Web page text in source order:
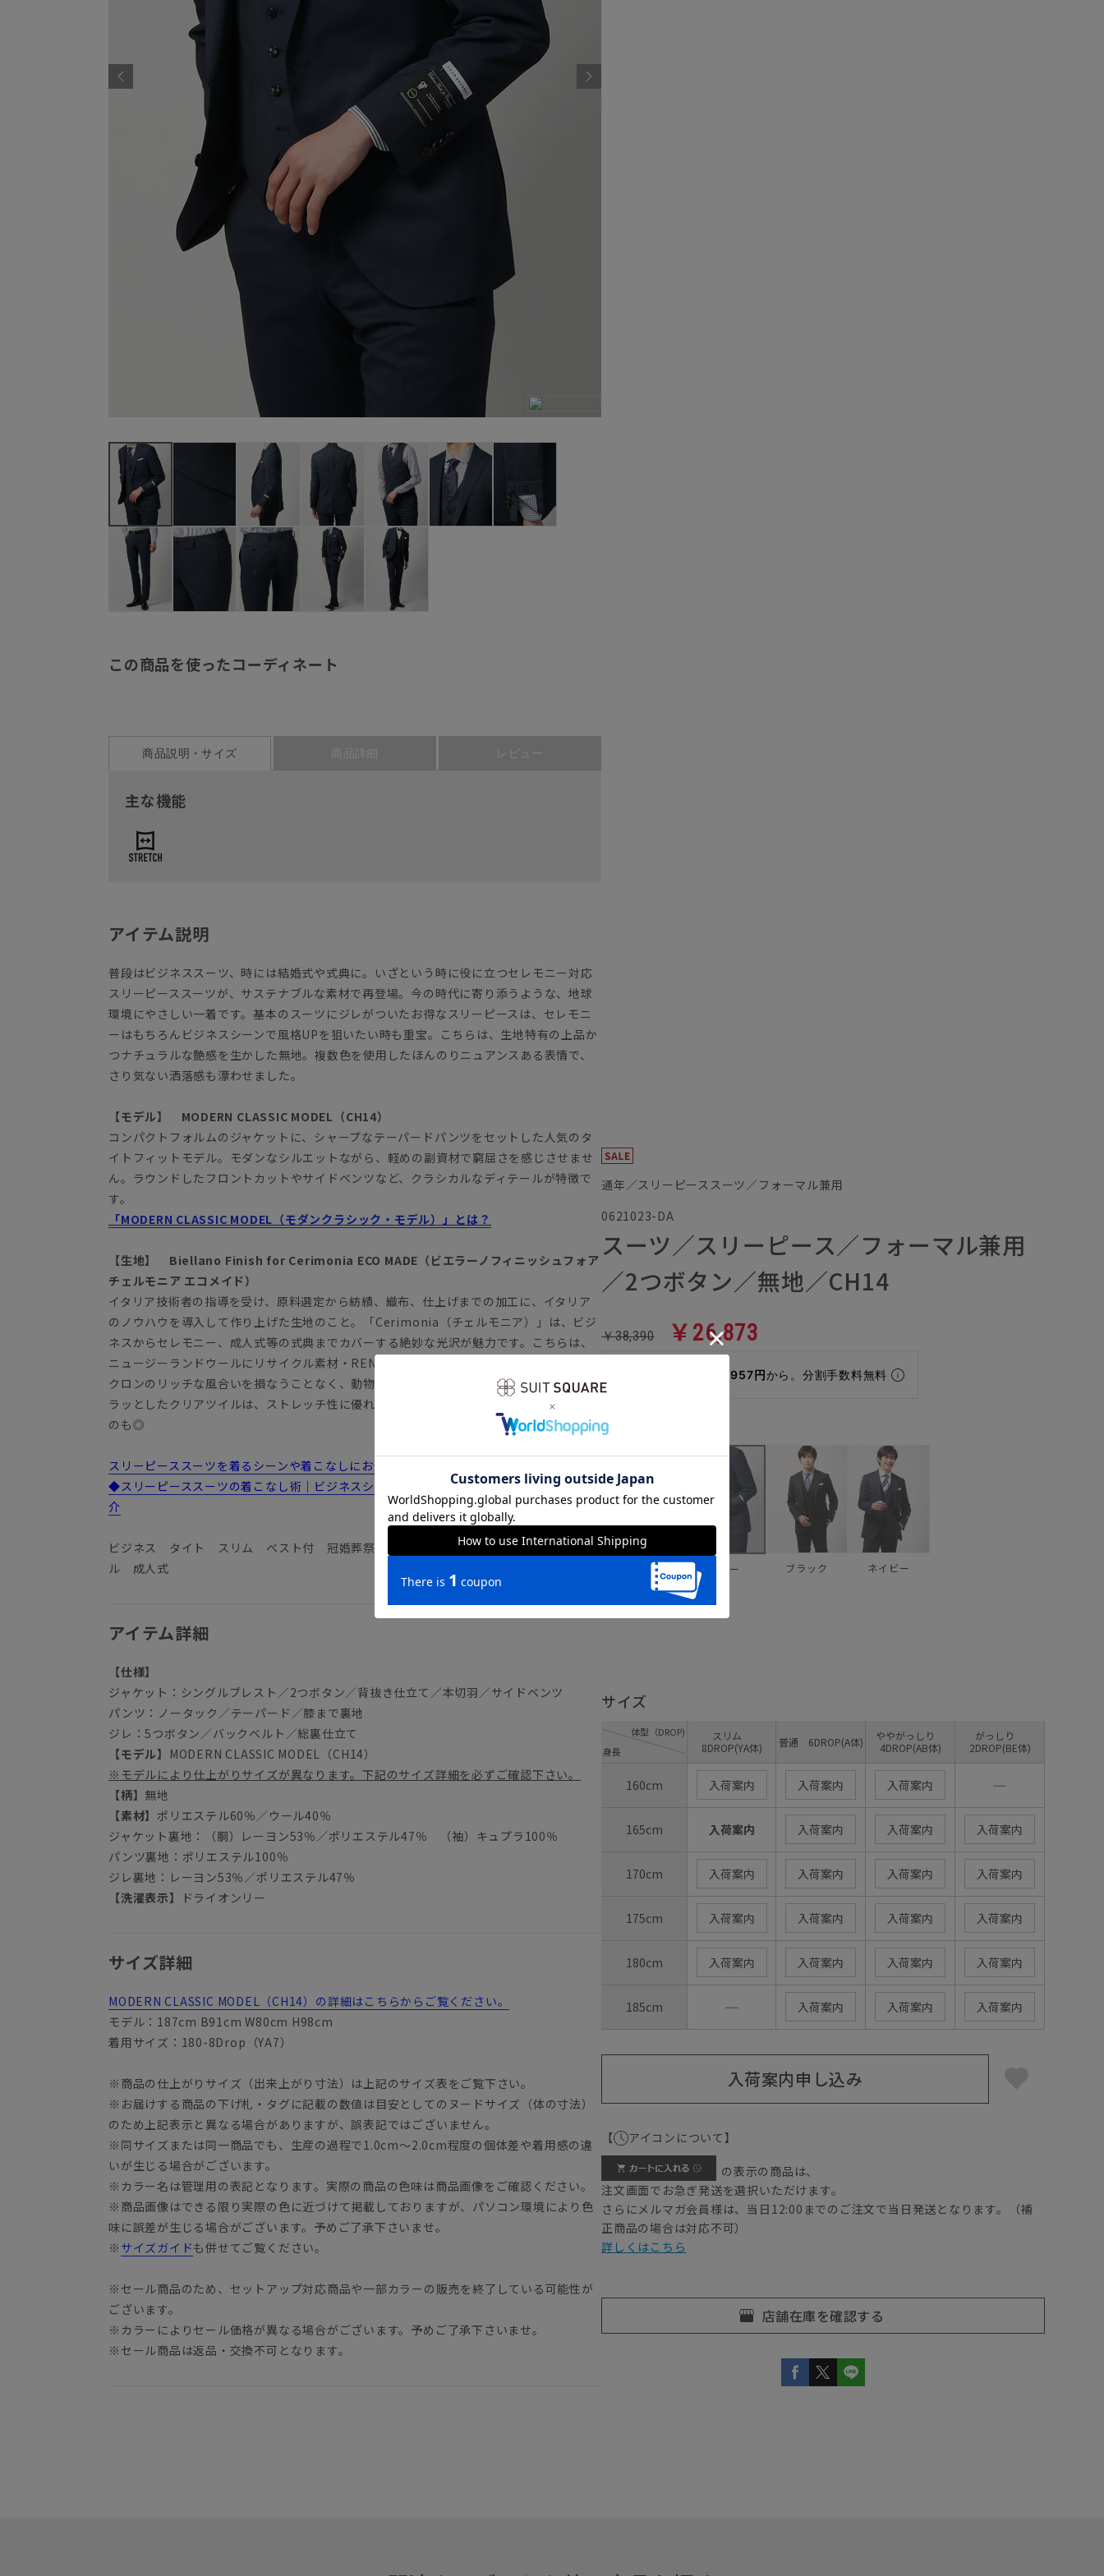
この商品を使ったコーディネート
商品説明・サイズ 商品詳細 レビュー
主な機能
アイテム説明
普段はビジネススーツ、時には結婚式や式典に。いざという時に役に立つセレモニー対応
スリーピーススーツが、サステナブルな素材で再登場。今の時代に寄り添うような、地球
環境にやさしい一着です。基本のスーツにジレがついたお得なスリーピースは、セレモニ
ーはもちろんビジネスシーンで風格UPを狙いたい時も重宝。こちらは、生地特有の上品か
つナチュラルな艶感を生かした無地。複数色を使用したほんのりニュアンスある表情で、
さり気ない洒落感も漂わせました。
【モデル】 MODERN CLASSIC MODEL（CH14）
コンパクトフォルムのジャケットに、シャープなテーパードパンツをセットした人気のタ
イトフィットモデル。モダンなシルエットながら、軽めの副資材で窮屈さを感じさせませ
ん。ラウンドしたフロントカットやサイドベンツなど、クラシカルなディテールが特徴で
す。
「MODERN CLASSIC MODEL（モダンクラシック・モデル）」とは？
【生地】 Biellano Finish for Cerimonia ECO MADE（ビエラーノフィニッシュフォア
チェルモニア エコメイド）
イタリア技術者の指導を受け、原料選定から紡績、織布、仕上げまでの加工に、イタリア
のノウハウを導入して作り上げた生地のこと。「Cerimonia（チェルモニア）」は、ビジ
ネスからセレモニー、成人式等の式典までカバーする絶妙な光沢が魅力です。こちらは、
ニュージーランドウールにリサイクル素材・RENUを混紡した「ECO MADE」。19.0マイ
クロンのリッチな風合いを損なうことなく、動物や地球環境への配慮を両立しました。サ
ラッとしたクリアツイルは、ストレッチ性に優れているうえロングシーズン着用しやすい
のも◎
スリーピーススーツを着るシーンや着こなしにお悩みの方は...
◆スリーピーススーツの着こなし術｜ビジネスシーンにおすすめのコーディネートをご紹
介
ビジネス タイト スリム ベスト付 冠婚葬祭 礼服 結婚式 パーティー フォーマ
ル 成人式
アイテム詳細
【仕様】
ジャケット：シングルブレスト／2つボタン／背抜き仕立て／本切羽／サイドベンツ
パンツ：ノータック／テーパード／膝まで裏地
ジレ：5つボタン／バックベルト／総裏仕立て
【モデル】 MODERN CLASSIC MODEL（CH14）
※モデルにより仕上がりサイズが異なります。下記のサイズ詳細を必ずご確認下さい。
【柄】 無地
【素材】 ポリエステル60％／ウール40％
ジャケット裏地：（胴）レーヨン53％／ポリエステル47％ （袖）キュプラ100％
パンツ裏地：ポリエステル100％
ジレ裏地：レーヨン53％／ポリエステル47％
【洗濯表示】
ドライオンリー
サイズ詳細
MODERN CLASSIC MODEL（CH14）の詳細はこちらからご覧ください。
モデル：187cm B91cm W80cm H98cm
着用サイズ：180-8Drop（YA7）
※商品の仕上がりサイズ（出来上がり寸法）は上記のサイズ表をご覧下さい。
※お届けする商品の下げ札・タグに記載の数値は目安としてのヌードサイズ（体の寸法）
のため上記表示と異なる場合がありますが、誤表記ではございません。
※同サイズまたは同一商品でも、生産の過程で1.0cm～2.0cm程度の個体差や着用感の違
いが生じる場合がございます。
※カラー名は管理用の表記となります。実際の商品の色味は商品画像をご確認ください。
※商品画像はできる限り実際の色に近づけて掲載しておりますが、パソコン環境により色
味に誤差が生じる場合がございます。予めご了承下さいませ。
※ サイズガイドも併せてご覧ください。
※セール商品のため、セットアップ対応商品や一部カラーの販売を終了している可能性が
ございます。
※カラーによりセール価格が異なる場合がございます。予めご了承下さいませ。
※セール商品は返品・交換不可となります。
通年／スリーピーススーツ／フォーマル兼用
0621023-DA
スーツ／スリーピース／フォーマル兼用
／2つボタン／無地／CH14
￥38,390 ￥26,873
月々8,957円から。分割手数料無料
カラー
グレー ブルー ブラック ネイビー
サイズ
身長
体型（DROP)
スリム
8DROP(YA体)
普通 6DROP(A体)
ややがっしり
4DROP(AB体)
がっしり
2DROP(BE体)
160cm 入荷案内 入荷案内 入荷案内 ―
165cm 入荷案内 入荷案内 入荷案内 入荷案内
170cm 入荷案内 入荷案内 入荷案内 入荷案内
175cm 入荷案内 入荷案内 入荷案内 入荷案内
180cm 入荷案内 入荷案内 入荷案内 入荷案内
185cm ― 入荷案内 入荷案内 入荷案内
入荷案内申し込み
【 アイコンについて】
の表示の商品は、
注文画面でお急ぎ発送を選択いただけます。
さらにメルマガ会員様は、当日12:00までのご注文で当日発送となります。（補
正商品の場合は対応不可）
詳しくはこちら